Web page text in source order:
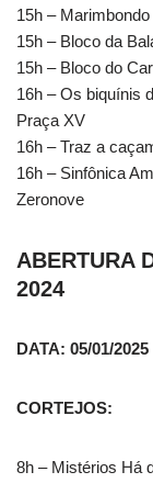
15h –
15h – Bloco da
15h – Bloco do
16h – Os biquínis
Praça XV
16h – Traz a
16h – Sinfônica
Zeronove
ABERTURA
2024
DATA: 05/01/2025
CORTEJOS:
8h – Mistérios Há